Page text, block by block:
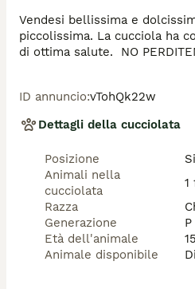
Vendesi bellissima e
piccolissima. La cucciola ha
ID annuncio:vTohQk22w
Dettagli della cucciolata
Posizione
Animali nella
cucciolata
1
Razza
Generazione
P
Età dell'animale
Animale disponibile